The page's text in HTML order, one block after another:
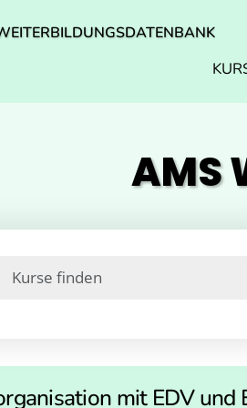
AMS
mit EDV und